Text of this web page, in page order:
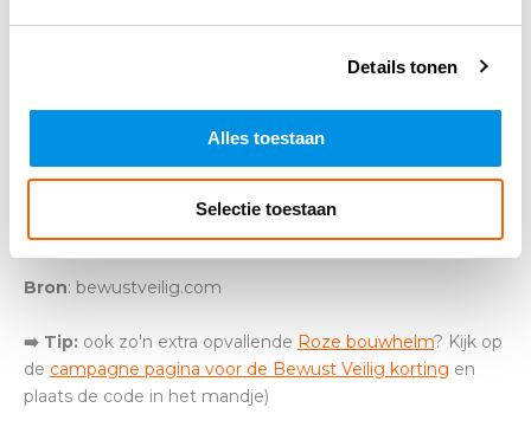
Details tonen
Alles toestaan
Selectie toestaan
Bron: bewustveilig.com
➡️ Tip: ook zo'n extra opvallende Roze bouwhelm? Kijk op
de campagne pagina voor de Bewust Veilig korting en
plaats de code in het mandje)